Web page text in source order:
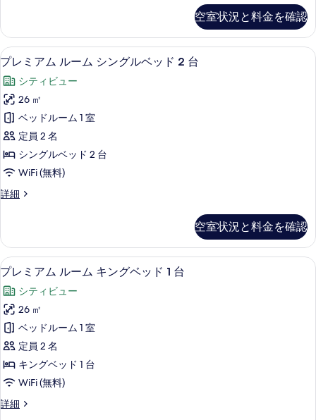
ン
グ
ベ
ッ
ド
台
の
す
べ
写
真
を
表
示
す
る
ー
ド
ル
ム
キ
ン
グ
ベ
ッ
ド
台
の
空室状況と料金を確認
プ
レ
ミ
ア
ム
ル
ー
シ
グ
ル
ベ
ッ
ド
2
台
の
す
べ
プレミアム ルーム シングルベッド
6
プレミアム ルーム シングルベッド 2 台
シティビュー
26 ㎡
ベッドルーム 1 室
定員 2 名
シングルベッド 2 台
WiFi (無料)
詳細
プ
ム
ル
ー
シ
ン
グ
ル
ベ
ッ
ド
2
台
の
空室状況と料金を確認
プ
レ
ミ
ア
ム
ル
ー
キ
セーフティボックス (室内)、デスク
5
プレミアム ルーム キングベッド 1 台
シティビュー
26 ㎡
ベッドルーム 1 室
定員 2 名
キングベッド 1 台
WiFi (無料)
詳細
プ